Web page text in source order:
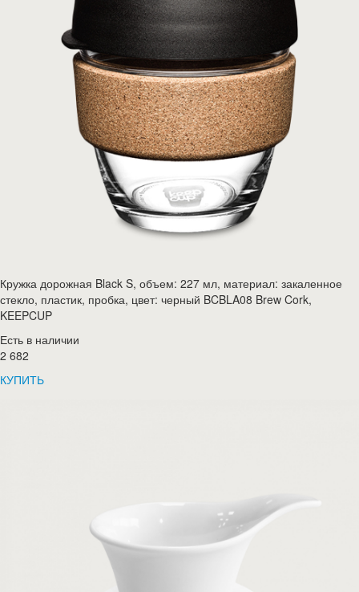
Кружка дорожная Black S, объем: 227 мл, материал: закаленное
стекло, пластик, пробка, цвет: черный BCBLA08 Brew Cork,
KEEPCUP
Есть в наличии
2 682
КУПИТЬ